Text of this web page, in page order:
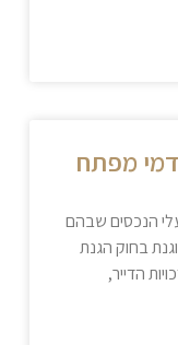
מפתח
הנכסים שבהם
בחוק הגנת
הדייר,